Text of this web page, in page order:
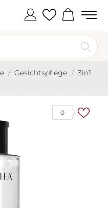
Gesichtspflege
3in1
0